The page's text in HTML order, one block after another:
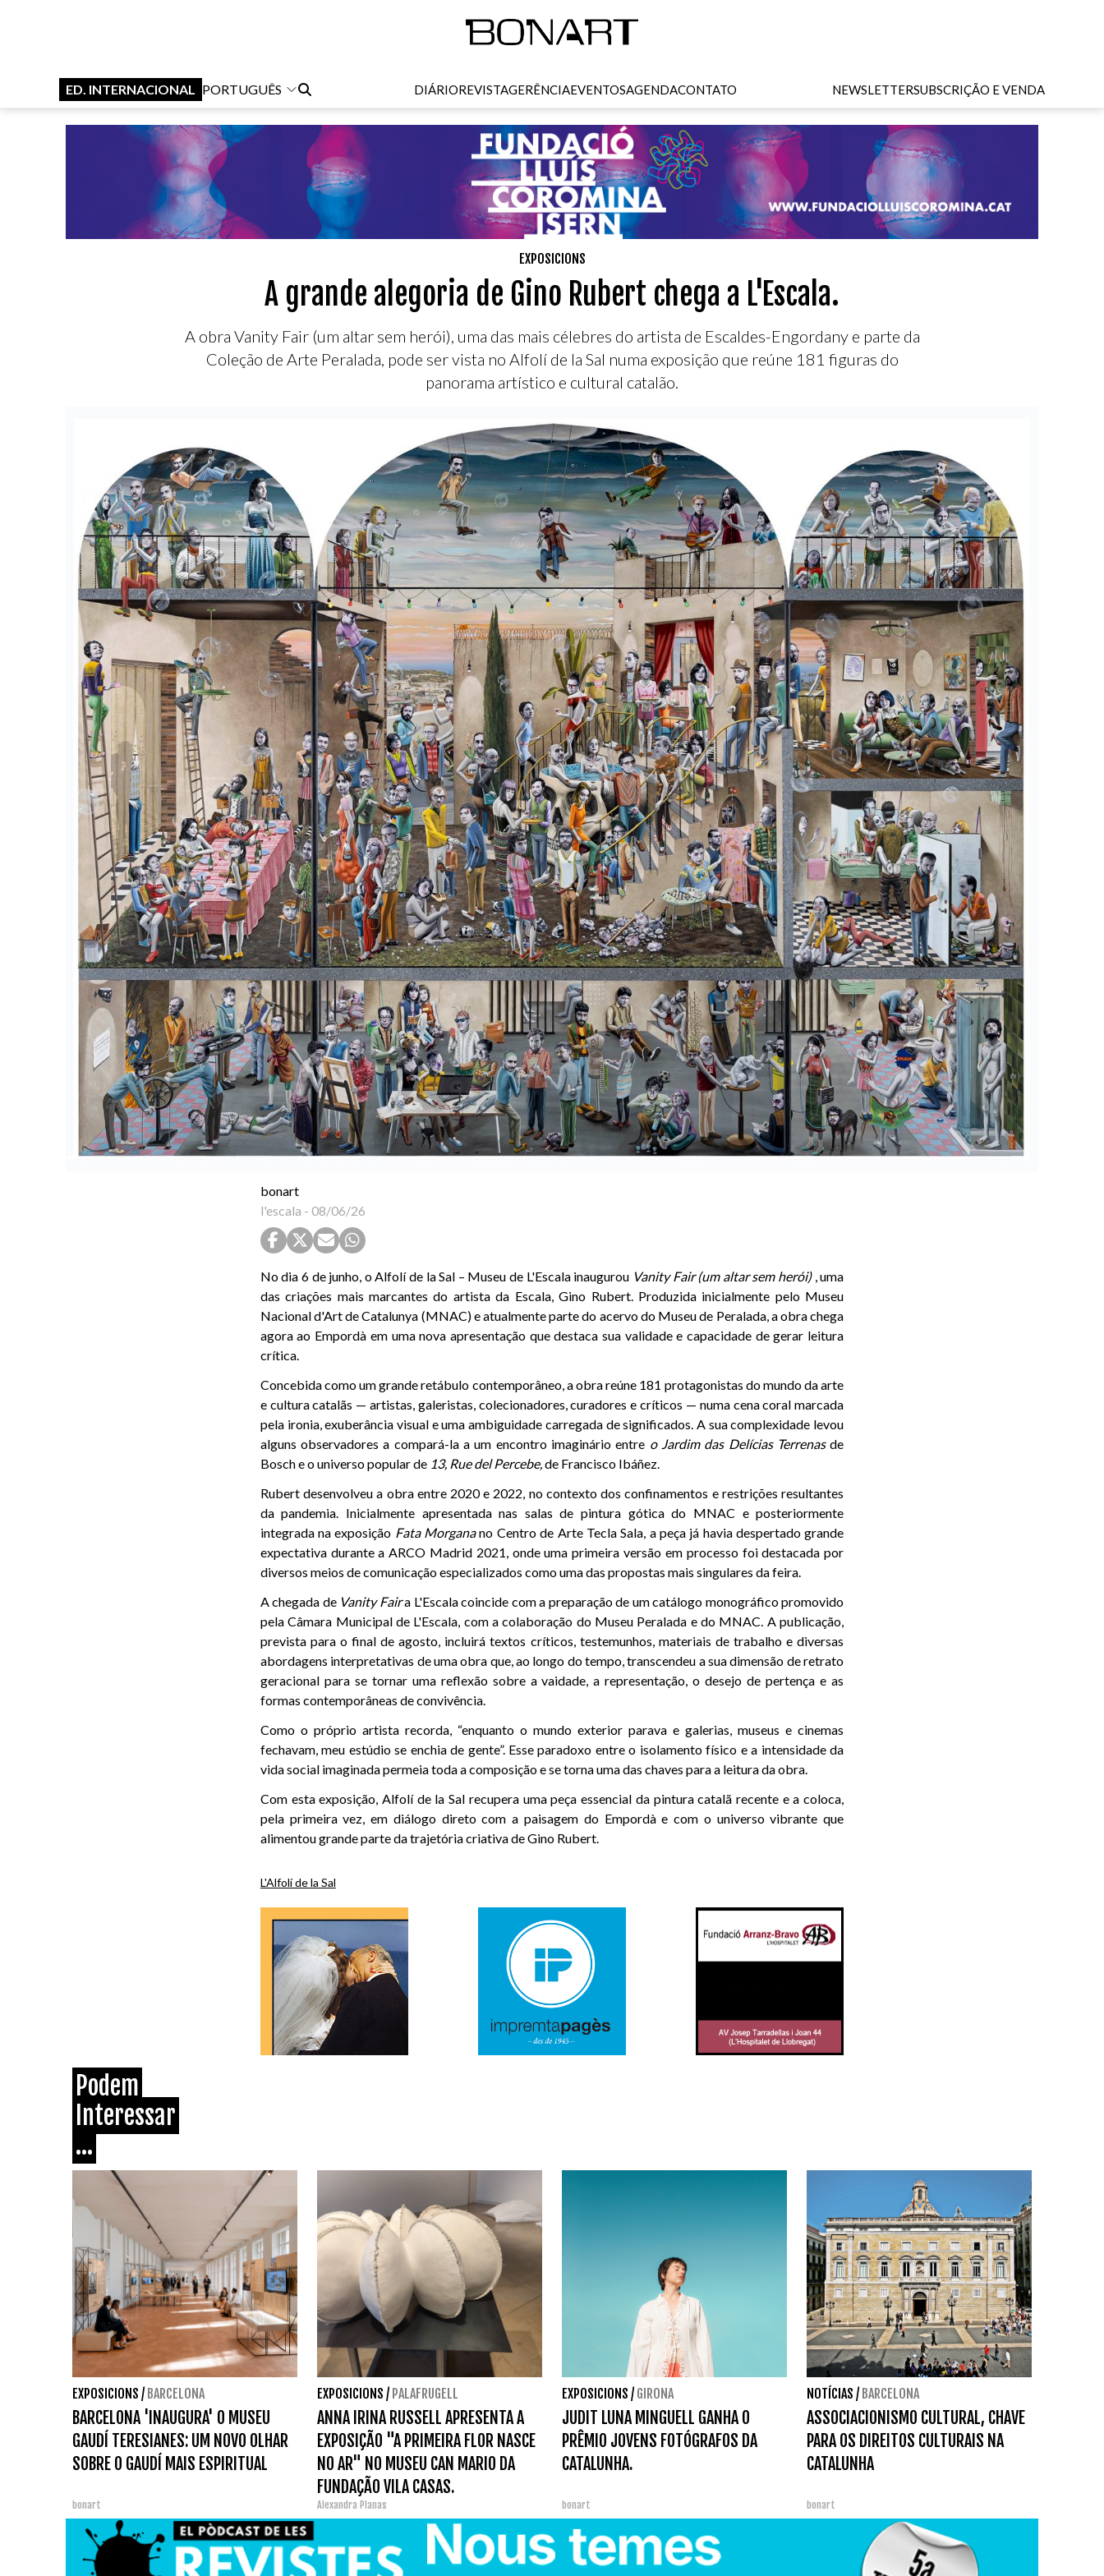
ED. INTERNACIONAL PORTUGUÊS DIÁRIOREVISTAGERÊNCIAEVENTOSAGENDACONTATO NEWSLETTERSUBSCRIÇÃO E VENDA
EXPOSICIONS
A grande alegoria de Gino Rubert chega a L'Escala.
A obra Vanity Fair (um altar sem herói), uma das mais célebres do artista de Escaldes-Engordany e parte da
Coleção de Arte Peralada, pode ser vista no Alfolí de la Sal numa exposição que reúne 181 figuras do
panorama artístico e cultural catalão.
bonart
l'escala - 08/06/26
No dia 6 de junho, o Alfolí de la Sal – Museu de L'Escala inaugurou Vanity Fair (um altar sem herói), uma
das criações mais marcantes do artista da Escala, Gino Rubert. Produzida inicialmente pelo Museu
Nacional d'Art de Catalunya (MNAC) e atualmente parte do acervo do Museu de Peralada, a obra chega
agora ao Empordà em uma nova apresentação que destaca sua validade e capacidade de gerar leitura
crítica.
Concebida como um grande retábulo contemporâneo, a obra reúne 181 protagonistas do mundo da arte
e cultura catalãs — artistas, galeristas, colecionadores, curadores e críticos — numa cena coral marcada
pela ironia, exuberância visual e uma ambiguidade carregada de significados. A sua complexidade levou
alguns observadores a compará-la a um encontro imaginário entre o Jardim das Delícias Terrenasde
Bosch e o universo popular de 13, Rue del Percebe, de Francisco Ibáñez.
Rubert desenvolveu a obra entre 2020 e 2022, no contexto dos confinamentos e restrições resultantes
da pandemia. Inicialmente apresentada nas salas de pintura gótica do MNAC e posteriormente
integrada na exposição Fata Morganano Centro de Arte Tecla Sala, a peça já havia despertado grande
expectativa durante a ARCO Madrid 2021, onde uma primeira versão em processo foi destacada por
diversos meios de comunicação especializados como uma das propostas mais singulares da feira.
A chegada de Vanity Faira L'Escala coincide com a preparação de um catálogo monográfico promovido
pela Câmara Municipal de L'Escala, com a colaboração do Museu Peralada e do MNAC. A publicação,
prevista para o final de agosto, incluirá textos críticos, testemunhos, materiais de trabalho e diversas
abordagens interpretativas de uma obra que, ao longo do tempo, transcendeu a sua dimensão de retrato
geracional para se tornar uma reflexão sobre a vaidade, a representação, o desejo de pertença e as
formas contemporâneas de convivência.
Como o próprio artista recorda, “enquanto o mundo exterior parava e galerias, museus e cinemas
fechavam, meu estúdio se enchia de gente”. Esse paradoxo entre o isolamento físico e a intensidade da
vida social imaginada permeia toda a composição e se torna uma das chaves para a leitura da obra.
Com esta exposição, Alfolí de la Sal recupera uma peça essencial da pintura catalã recente e a coloca,
pela primeira vez, em diálogo direto com a paisagem do Empordà e com o universo vibrante que
alimentou grande parte da trajetória criativa de Gino Rubert.
L'Alfolí de la Sal
Podem
Interessar
...
EXPOSICIONS / BARCELONA
BARCELONA 'INAUGURA' O MUSEU
GAUDÍ TERESIANES: UM NOVO OLHAR
SOBRE O GAUDÍ MAIS ESPIRITUAL
bonart
EXPOSICIONS / PALAFRUGELL
ANNA IRINA RUSSELL APRESENTA A
EXPOSIÇÃO "A PRIMEIRA FLOR NASCE
NO AR" NO MUSEU CAN MARIO DA
FUNDAÇÃO VILA CASAS.
Alexandra Planas
EXPOSICIONS / GIRONA
JUDIT LUNA MINGUELL GANHA O
PRÊMIO JOVENS FOTÓGRAFOS DA
CATALUNHA.
bonart
NOTÍCIAS / BARCELONA
ASSOCIACIONISMO CULTURAL, CHAVE
PARA OS DIREITOS CULTURAIS NA
CATALUNHA
bonart